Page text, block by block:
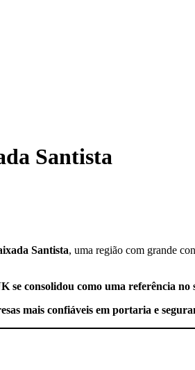
Santista
Santista, uma região com grande
se consolidou como uma referência no
mais confiáveis em portaria e